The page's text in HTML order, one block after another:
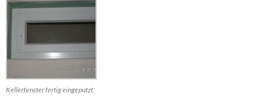
Kellerfenster fertig eingeputzt